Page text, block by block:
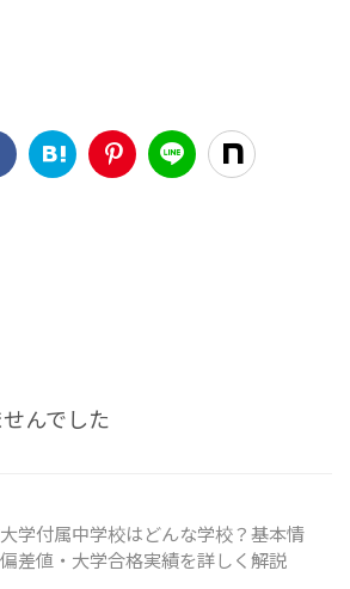
んでした
学付属中学校はどんな学校？基本情
差値・大学合格実績を詳しく解説